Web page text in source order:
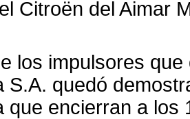
Citroën del Aimar
los impulsores
S.A. quedó
que encierran a los